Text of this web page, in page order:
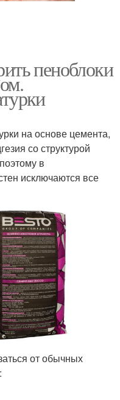
пеноблоки
на основе цемента,
со структурой
в
исключаются все
от обычных